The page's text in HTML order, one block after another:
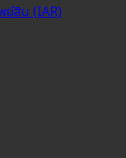
ย์สิน (IAR)